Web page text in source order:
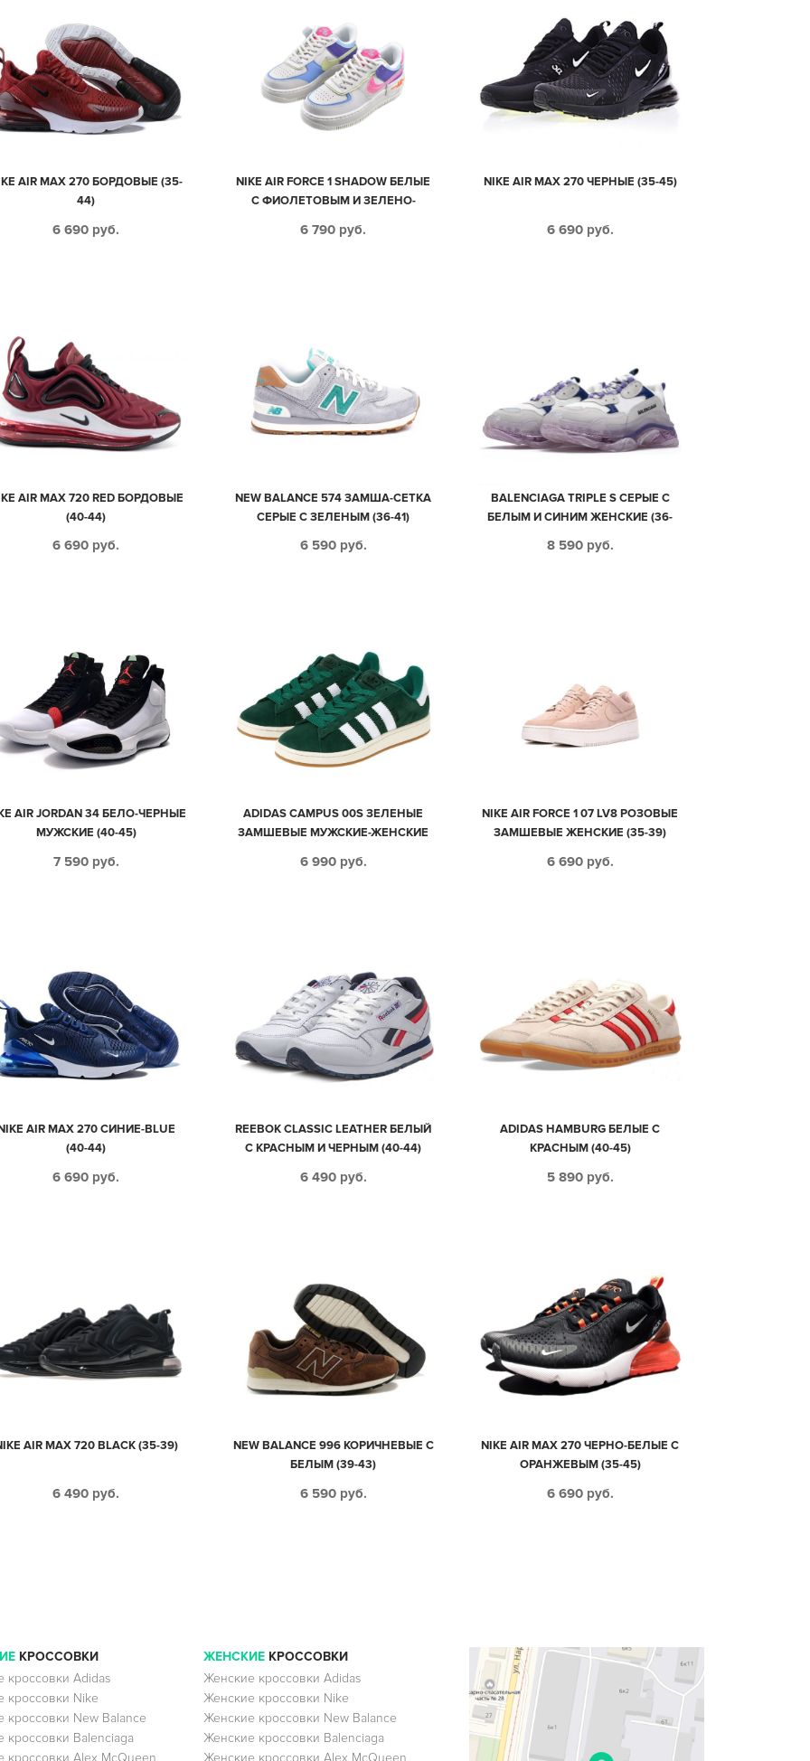
AIR MAX 270 БОРДОВЫЕ (35-
44)
6 690 руб.
NIKE AIR FORCE 1 SHADOW БЕЛЫЕ
С ФИОЛЕТОВЫМ И ЗЕЛЕНО-
(35-39)
6 790 руб.
NIKE AIR MAX 270 ЧЕРНЫЕ (35-45)
6 690 руб.
AIR MAX 720 RED БОРДОВЫЕ
(40-44)
6 690 руб.
NEW BALANCE 574 ЗАМША-СЕТКА
СЕРЫЕ С ЗЕЛЕНЫМ (36-41)
6 590 руб.
BALENCIAGA TRIPLE S СЕРЫЕ С
БЕЛЫМ И СИНИМ ЖЕНСКИЕ (36-
8 590 руб.
AIR JORDAN 34 БЕЛО-ЧЕРНЫЕ
МУЖСКИЕ (40-45)
7 590 руб.
ADIDAS CAMPUS 00S ЗЕЛЕНЫЕ
ЗАМШЕВЫЕ МУЖСКИЕ-ЖЕНСКИЕ
6 990 руб.
NIKE AIR FORCE 1 07 LV8 РОЗОВЫЕ
ЗАМШЕВЫЕ ЖЕНСКИЕ (35-39)
6 690 руб.
AIR MAX 270 СИНИЕ-BLUE
(40-44)
6 690 руб.
REEBOK CLASSIC LEATHER БЕЛЫЙ
С КРАСНЫМ И ЧЕРНЫМ (40-44)
6 490 руб.
ADIDAS HAMBURG БЕЛЫЕ С
КРАСНЫМ (40-45)
5 890 руб.
AIR MAX 720 BLACK (35-39)
6 490 руб.
NEW BALANCE 996 КОРИЧНЕВЫЕ С
БЕЛЫМ (39-43)
6 590 руб.
NIKE AIR MAX 270 ЧЕРНО-БЕЛЫЕ С
ОРАНЖЕВЫМ (35-45)
6 690 руб.
КРОССОВКИ
кроссовки Adidas
кроссовки Nike
кроссовки New Balance
кроссовки Balenciaga
кроссовки Alex McQueen
ЖЕНСКИЕКРОССОВКИ
Женские кроссовки Adidas
Женские кроссовки Nike
Женские кроссовки New Balance
Женские кроссовки Balenciaga
Женские кроссовки Alex McQueen